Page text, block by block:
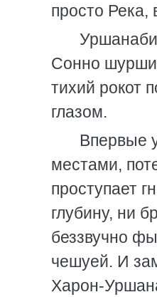
просто Река,
Уршанаби
Сонно
тихий рокот
глазом.
Впервые
местами,
проступает
глубину, ни
беззвучно
чешуей. И
Харон-